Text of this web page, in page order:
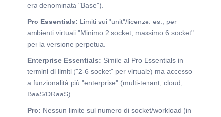
era denominata "Base").
Pro Essentials: Limiti sui "unit"/licenze: es., per
ambienti virtuali "Minimo 2 socket, massimo 6 socket"
per la versione perpetua.
Enterprise Essentials: Simile al Pro Essentials in
termini di limiti ("2-6 socket" per virtuale) ma accesso
a funzionalità più "enterprise" (multi-tenant, cloud,
BaaS/DRaaS).
Pro: Nessun limite sul numero di socket/workload (in